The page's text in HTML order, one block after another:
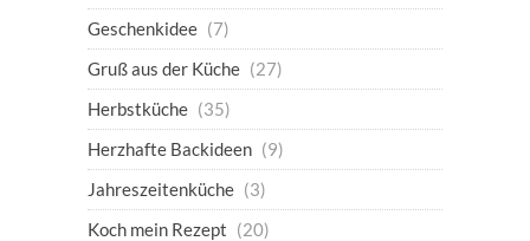
Geschenkidee (7)
Gruß aus der Küche (27)
Herbstküche (35)
Herzhafte Backideen (9)
Jahreszeitenküche (3)
Koch mein Rezept (20)